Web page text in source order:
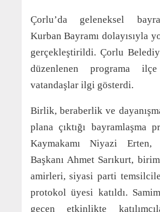
Çorlu’da geleneksel
Kurban Bayramı dolayısıyla
gerçekleştirildi. Çorlu
düzenlenen programa
vatandaşlar ilgi gösterdi.
Birlik, beraberlik ve
plana çıktığı bayramlaşma
Kaymakamı Niyazi
Başkanı Ahmet Sarıkurt,
amirleri, siyasi parti
protokol üyesi katıldı.
geçen etkinlikte